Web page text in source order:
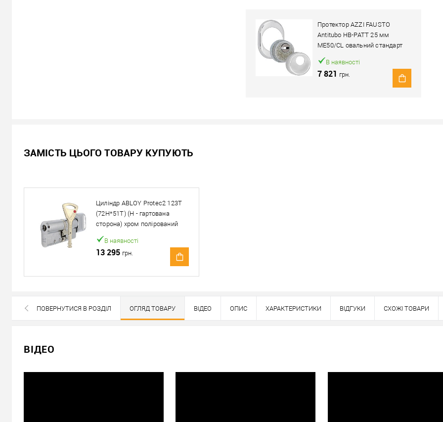
Протектор AZZI FAUSTO
Antitubo HB-PATT 25 мм
ME50/CL овальний стандарт
хром полірований
В наявності
7 821 грн.
Кількість:
У кошик
«Новою Поштою» по Україні
Самовивіз
Доставка накладеним платежем від 400 грн
ЗАМІСТЬ ЦЬОГО ТОВАРУ КУПУЮТЬ
Циліндр ABLOY Protec2 123T
(72H*51T) (H - гартована
сторона) хром полірований
В наявності
13 295 грн.
ПОВЕРНУТИСЯ В РОЗДІЛ ОГЛЯД ТОВАРУ ВІДЕО ОПИС ХАРАКТЕРИСТИКИ ВІДГУКИ СХОЖІ ТОВАРИ
ВІДЕО